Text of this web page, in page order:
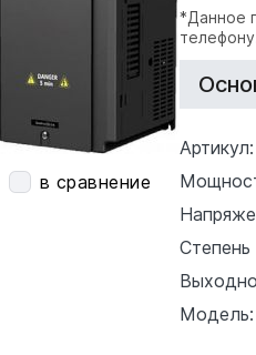
в сравнение
*Данное
Артикул:
Модель: